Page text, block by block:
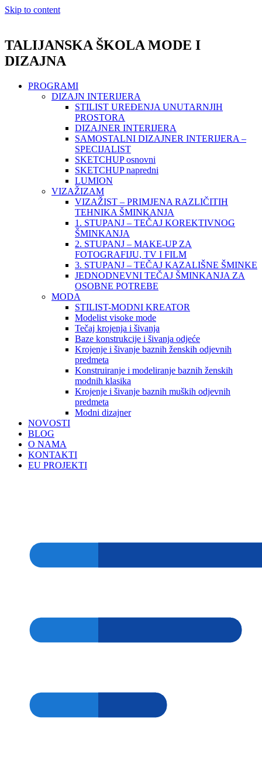
Skip to content
TALIJANSKA ŠKOLA MODE I
DIZAJNA
PROGRAMI
DIZAJN INTERIJERA
STILIST UREĐENJA UNUTARNJIH
PROSTORA
DIZAJNER INTERIJERA
SAMOSTALNI DIZAJNER INTERIJERA –
SPECIJALIST
SKETCHUP osnovni
SKETCHUP napredni
LUMION
VIZAŽIZAM
VIZAŽIST – PRIMJENA RAZLIČITIH
TEHNIKA ŠMINKANJA
1. STUPANJ – TEČAJ KOREKTIVNOG
ŠMINKANJA
2. STUPANJ – MAKE-UP ZA
FOTOGRAFIJU, TV I FILM
3. STUPANJ – TEČAJ KAZALIŠNE ŠMINKE
JEDNODNEVNI TEČAJ ŠMINKANJA ZA
OSOBNE POTREBE
MODA
STILIST-MODNI KREATOR
Modelist visoke mode
Tečaj krojenja i šivanja
Baze konstrukcije i šivanja odjeće
Krojenje i šivanje baznih ženskih odjevnih
predmeta
Konstruiranje i modeliranje baznih ženskih
modnih klasika
Krojenje i šivanje baznih muških odjevnih
predmeta
Modni dizajner
NOVOSTI
BLOG
O NAMA
KONTAKTI
EU PROJEKTI